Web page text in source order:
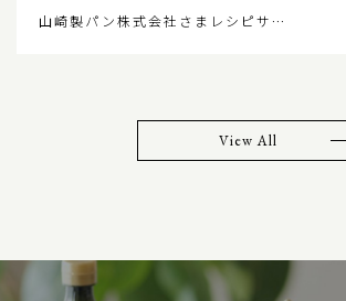
山崎製パン株式会社さまレシピサ…
View All